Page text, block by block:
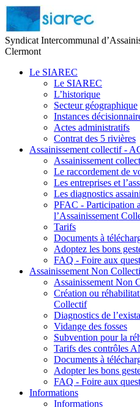
Syndicat Intercommunal
Clermont
Le SIAREC
Le SIAREC
L’historique
Secteur géographique
Instances
Actes administratifs
Contrat des 5 rivières
Assainissement collectif -
Assainissement
Le raccordement de
Les entreprises et
Les diagnostics
PFAC - Participation
l’Assainissement
Tarifs
Documents à
Adoptez les bons
FAQ - Foire aux
Assainissement Non
Assainissement Non
Création ou
Collectif
Diagnostics de
Vidange des fosses
Subvention pour la
Tarifs des contrôles
Documents à
Adopter les bons
FAQ - Foire aux
Informations
Informations